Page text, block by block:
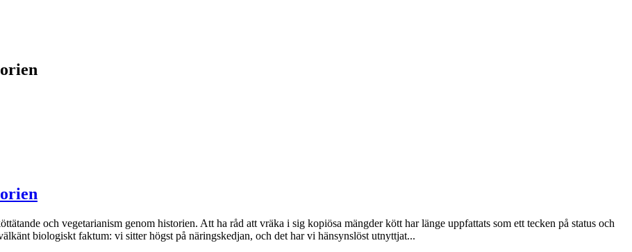
och vegetarianism genom historien. Att ha råd att vräka i sig kopiösa mängder kött har länge uppfattats som ett tecken på status och
biologiskt faktum: vi sitter högst på näringskedjan, och det har vi hänsynslöst utnyttjat...